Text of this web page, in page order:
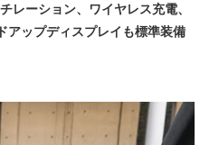
レーション、ワイヤレス充電、
アップディスプレイも標準装備